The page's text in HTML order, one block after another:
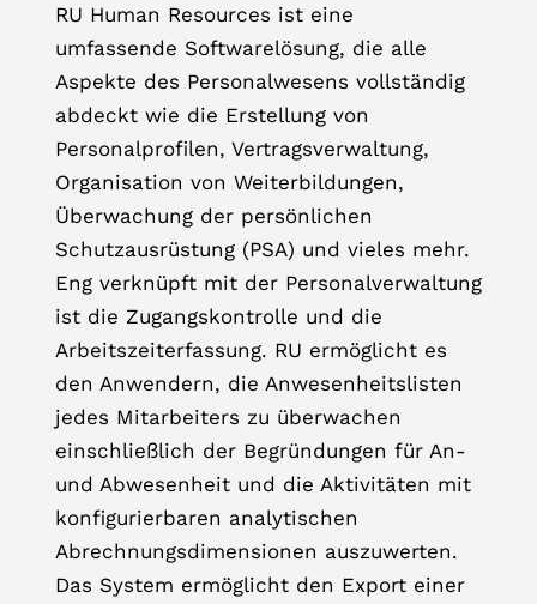
RU Human Resources ist eine
umfassende Softwarelösung, die alle
Aspekte des Personalwesens vollständig
abdeckt wie die Erstellung von
Personalprofilen, Vertragsverwaltung,
Organisation von Weiterbildungen,
Überwachung der persönlichen
Schutzausrüstung (PSA) und vieles mehr.
Eng verknüpft mit der Personalverwaltung
ist die Zugangskontrolle und die
Arbeitszeiterfassung. RU ermöglicht es
den Anwendern, die Anwesenheitslisten
jedes Mitarbeiters zu überwachen
einschließlich der Begründungen für An-
und Abwesenheit und die Aktivitäten mit
konfigurierbaren analytischen
Abrechnungsdimensionen auszuwerten.
Das System ermöglicht den Export einer